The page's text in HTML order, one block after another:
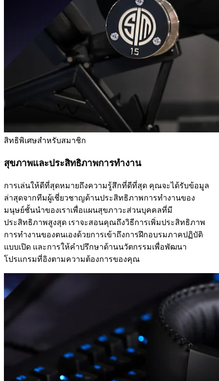
สิทธิพิเศษสำหรับสมาชิก
สุขภาพและประสิทธิภาพการทำงาน
การเล่นให้ดีที่สุดหมายถึงความรู้สึกที่ดีที่สุด คุณจะได้รับข้อมูล
ล่าสุดจากทีมผู้เชี่ยวชาญด้านประสิทธิภาพการทำงานของ
มนุษย์ชั้นนำของเราเพื่อแผนสุขภาวะส่วนบุคคลที่มี
ประสิทธิภาพสูงสุด เราจะสอนคุณถึงวิธีการเพิ่มประสิทธิภาพ
การทำงานของตนเองด้วยการเข้าถึงการฝึกอบรมภาคปฏิบัติ
แบบเปิด และการให้คำปรึกษาด้านนวัตกรรมเพื่อพัฒนา
โปรแกรมที่อิงตามความต้องการของคุณ